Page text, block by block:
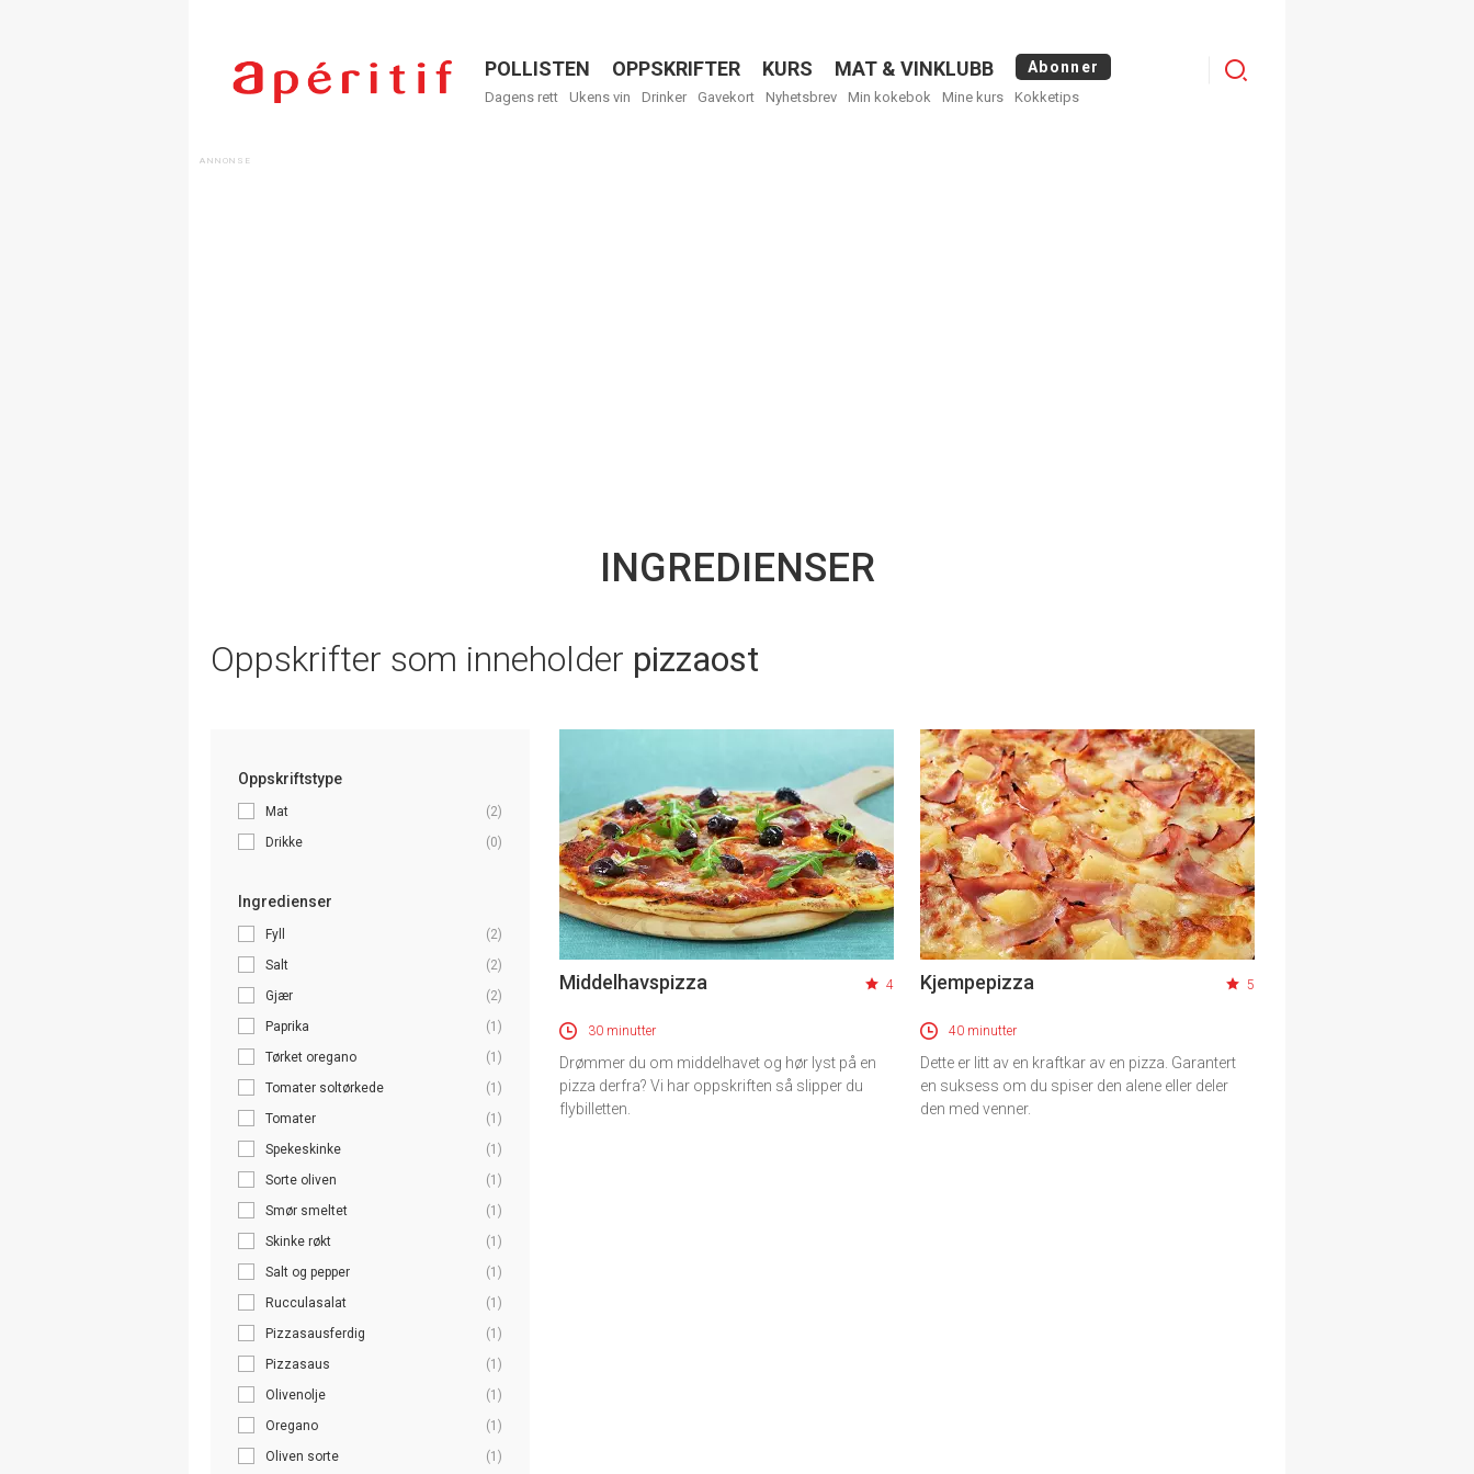
Menu
POLLISTEN OPPSKRIFTER KURS MAT & VINKLUBB Abonner
Dagens rett Ukens vin Drinker Gavekort Nyhetsbrev Min kokebok Mine kurs Kokketips
Logg
INGREDIENSER
Oppskrifter som inneholder pizzaost
Oppskriftstype
Mat
(2)
Drikke
(0)
Ingredienser
Fyll
(2)
Salt
(2)
Gjær
(2)
Paprika
(1)
Tørket oregano
(1)
Tomater soltørkede
(1)
Tomater
(1)
Spekeskinke
(1)
Sorte oliven
(1)
Smør smeltet
(1)
Skinke røkt
(1)
Salt og pepper
(1)
Rucculasalat
(1)
Pizzasausferdig
(1)
Pizzasaus
(1)
Olivenolje
(1)
Oregano
(1)
Oliven sorte
(1)
Middelhavspizza 4
30 minutter
Drømmer du om middelhavet og hør lyst på en
pizza derfra? Vi har oppskriften så slipper du
flybilletten.
Kjempepizza 5
40 minutter
Dette er litt av en kraftkar av en pizza. Garantert
en suksess om du spiser den alene eller deler
den med venner.